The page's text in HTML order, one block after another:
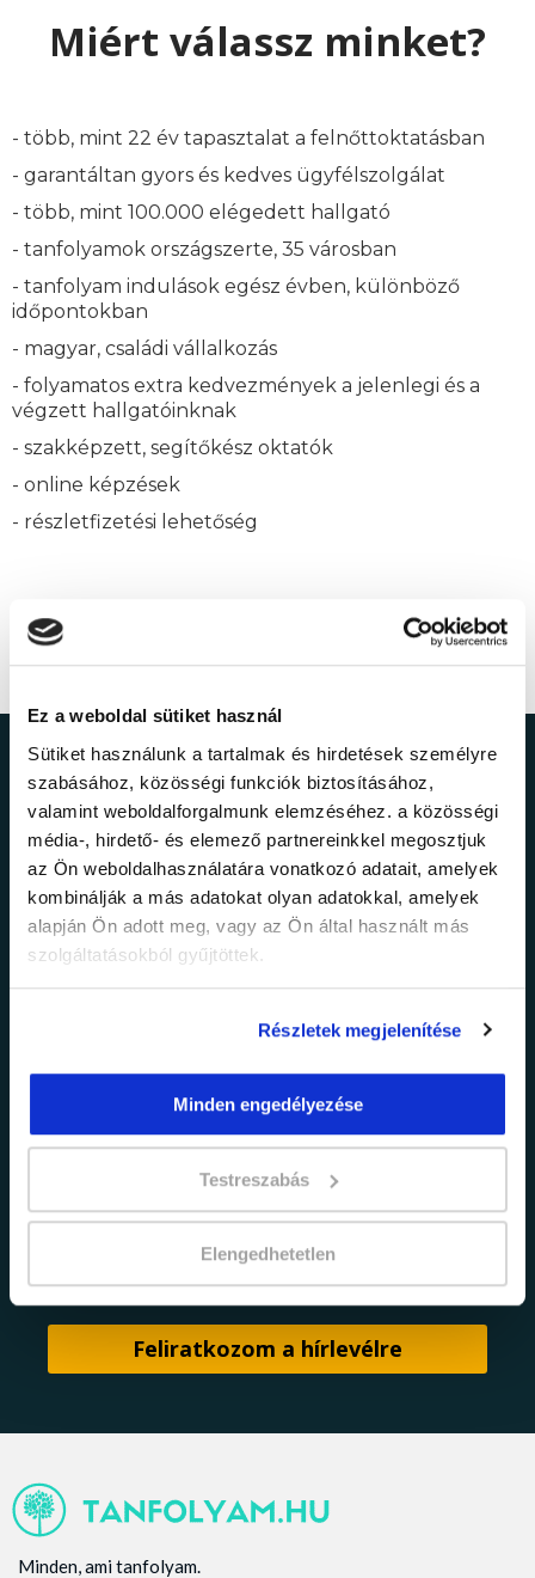
Ez a weboldal sütiket használ
Sütiket használunk a tartalmak és hirdetések személyre
szabásához, közösségi funkciók biztosításához,
valamint weboldalforgalmunk elemzéséhez. a közösségi
média-, hirdető- és elemező partnereinkkel megosztjuk
az Ön weboldalhasználatára vonatkozó adatait, amelyek
kombinálják a más adatokat olyan adatokkal, amelyek
alapján Ön adott meg, vagy az Ön által használt más
szolgáltatásokból gyűjtöttek.
Részletek megjelenítése
Minden engedélyezése
Testreszabás
Elengedhetetlen
Miért válassz minket?
- több, mint 22 év tapasztalat a felnőttoktatásban
- garantáltan gyors és kedves ügyfélszolgálat
- több, mint 100.000 elégedett hallgató
- tanfolyamok országszerte, 35 városban
- tanfolyam indulások egész évben, különböző
időpontokban
- magyar, családi vállalkozás
- folyamatos extra kedvezmények a jelenlegi és a
végzett hallgatóinknak
- szakképzett, segítőkész oktatók
- online képzések
- részletfizetési lehetőség
Ne maradj le a
legfrissebb
információkról!
Értesülj elsőként legújabb tanfolyamainkról,
legfrissebb híreinkről és időszakos
adatkezelési tájékoztatóban
Minden, ami tanfolyam.